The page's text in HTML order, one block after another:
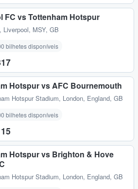
FC vs Tottenham Hotspur
, Liverpool, MSY, GB
bilhetes disponíveis
Hotspur vs AFC Bournemouth
Hotspur Stadium, London, England, GB
bilhetes disponíveis
Hotspur vs Brighton & Hove
Hotspur Stadium, London, England, GB